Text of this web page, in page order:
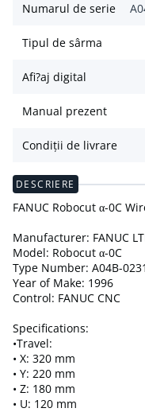
Numarul de serie
Tipul de sârma
Afi?aj digital
Manual prezent
Condiții de livrare
DESCRIERE
FANUC Robocut α-0C
Manufacturer: FANUC
Model: Robocut α-0C
Type Number: A04B-
Year of Make: 1996
Control: FANUC CNC
Specifications:
•Travel:
• X: 320 mm
• Y: 220 mm
• Z: 180 mm
• U: 120 mm